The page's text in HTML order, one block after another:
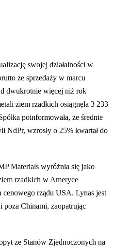
swojej działalności w
ze sprzedaży w marcu
dwukrotnie więcej niż rok
ziem rzadkich osiągnęła 3 233
poinformowała, że średnie
NdPr, wzrosły o 25% kwartał do
Materials wyróżnia się jako
rzadkich w Ameryce
cenowego rządu USA. Lynas jest
poza Chinami, zaopatrując
ze Stanów Zjednoczonych na